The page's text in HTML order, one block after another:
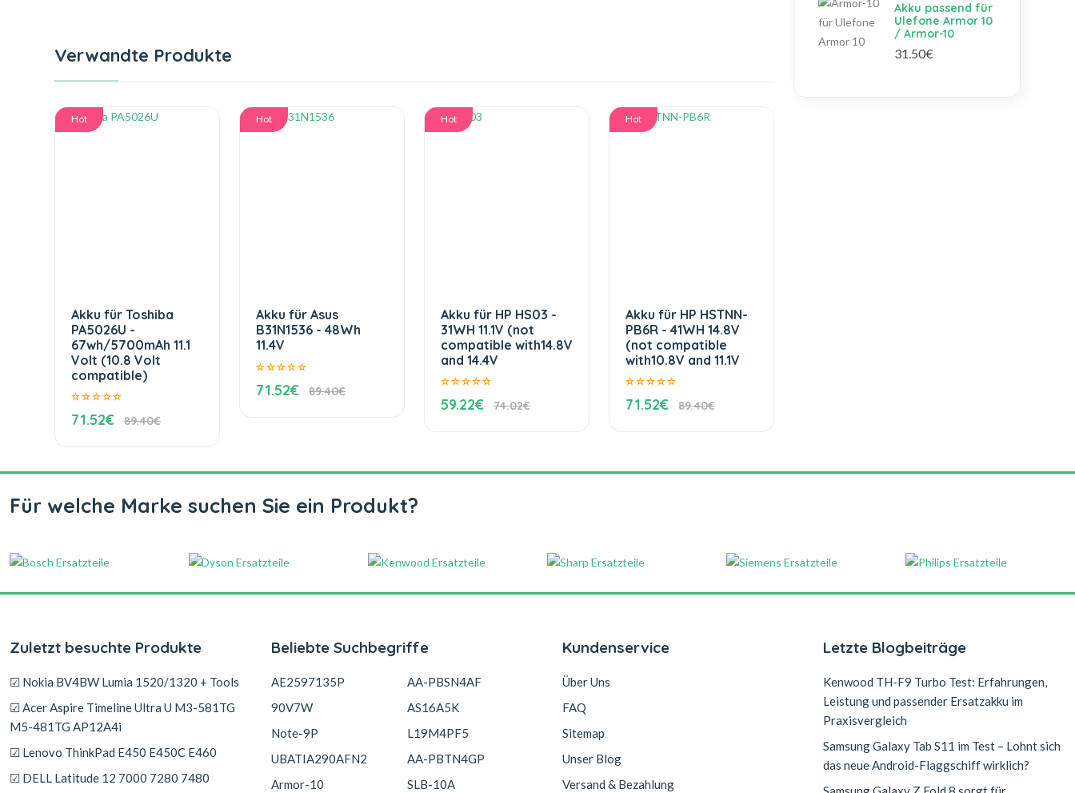
Verwandte Produkte
Hot
Akku für Toshiba
PA5026U -
67wh/5700mAh 11.1
Volt (10.8 Volt
compatible)
71.52€ 89.40€
Hot
Akku für Asus
B31N1536 - 48Wh
11.4V
71.52€ 89.40€
Hot
Akku für HP HS03 -
31WH 11.1V (not
compatible with14.8V
and 14.4V
59.22€ 74.02€
Hot
Akku für HP HSTNN-
PB6R - 41WH 14.8V
(not compatible
with10.8V and 11.1V
71.52€ 89.40€
Akku passend für
Ulefone Armor 10
/ Armor-10
31.50€
Für welche Marke suchen Sie ein Produkt?
Zuletzt besuchte Produkte
☑ Nokia BV4BW Lumia 1520/1320 + Tools
☑ Acer Aspire Timeline Ultra U M3-581TG
M5-481TG AP12A4i
☑ Lenovo ThinkPad E450 E450C E460
☑ DELL Latitude 12 7000 7280 7480
Beliebte Suchbegriffe
AE2597135P
90V7W
Note-9P
UBATIA290AFN2
Armor-10
AA-PBSN4AF
AS16A5K
L19M4PF5
AA-PBTN4GP
SLB-10A
Kundenservice
Über Uns
FAQ
Sitemap
Unser Blog
Versand & Bezahlung
Letzte Blogbeiträge
Kenwood TH-F9 Turbo Test: Erfahrungen,
Leistung und passender Ersatzakku im
Praxisvergleich
Samsung Galaxy Tab S11 im Test – Lohnt sich
das neue Android-Flaggschiff wirklich?